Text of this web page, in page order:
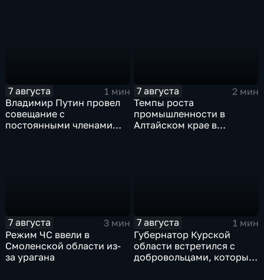
7 августа
1 мин
Владимир Путин провел
совещание с
постоянными членами
7 августа
2 мин
Темпы роста
промышленности в
Алтайском крае в
7 августа
3 мин
Режим ЧС ввели в
Смоленской области из-
за урагана
7 августа
1 мин
Губернатор Курской
области встретился с
добровольцами, которые